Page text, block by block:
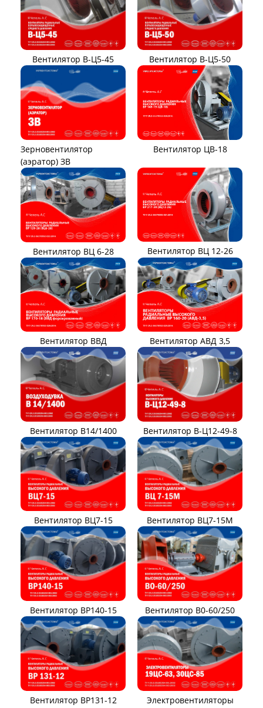
Вентилятор В-Ц5-45 Вентилятор В-Ц5-50
Зерновентилятор
(аэратор) ЗВ
Вентилятор ЦВ-18
Вентилятор ВЦ 6-28 Вентилятор ВЦ 12-26
Вентилятор ВВД Вентилятор АВД 3,5
Вентилятор В14/1400 Вентилятор В-Ц12-49-8
Вентилятор ВЦ7-15 Вентилятор ВЦ7-15М
Вентилятор ВР140-15 Вентилятор В0-60/250
Вентилятор ВР131-12 Электровентиляторы